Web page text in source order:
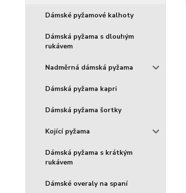
Dámské pyžamové kalhoty
Dámská pyžama s dlouhým
rukávem
Nadměrná dámská pyžama
Dámská pyžama kapri
Dámská pyžama šortky
Kojící pyžama
Dámská pyžama s krátkým
rukávem
Dámské overaly na spaní